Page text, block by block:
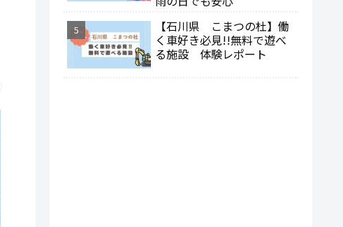
【石川県 こまつの杜】働
く車好き必見!!無料で遊べ
る施設 体験レポート